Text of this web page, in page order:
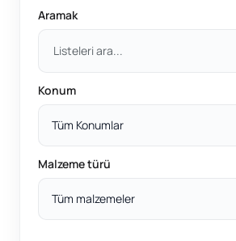
Aramak
Konum
Tüm Konumlar
Malzeme türü
Tüm malzemeler